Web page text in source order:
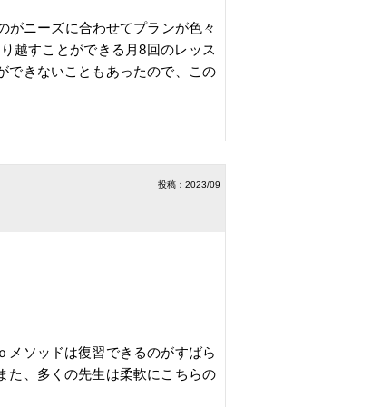
がニーズに合わせてプランが色々
越すことができる月8回のレッス
できないこともあったので、この
投稿：2023/09
メソッドは復習できるのがすばら
た、多くの先生は柔軟にこちらの